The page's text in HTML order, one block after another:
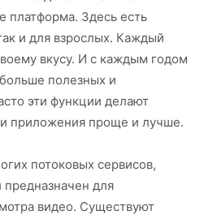
платформа. Здесь есть
и для взрослых. Каждый
вкусу. И с каждым годом
полезных и
эти функции делают
приложения проще и лучше.
потоковых сервисов,
предназначен для
видео. Существуют